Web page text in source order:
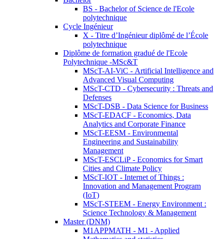
BS - Bachelor of Science de l'Ecole
polytechnique
Cycle Ingénieur
X - Titre d’Ingénieur diplômé de l’École
polytechnique
Diplôme de formation gradué de l'Ecole
Polytechnique -MSc&T
MScT-AI-ViC - Artificial Intelligence and
Advanced Visual Computing
MScT-CTD - Cybersecurity : Threats and
Defenses
MScT-DSB - Data Science for Business
MScT-EDACF - Economics, Data
Analytics and Corporate Finance
MScT-EESM - Environmental
Engineering and Sustainability
Management
MScT-ESCLiP - Economics for Smart
Cities and Climate Policy
MScT-IOT - Internet of Things :
Innovation and Management Program
(IoT)
MScT-STEEM - Energy Environment :
Science Technology & Management
Master (DNM)
M1APPMATH - M1 - Applied